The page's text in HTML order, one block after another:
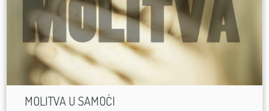
MOLITVA U SAMOĆI